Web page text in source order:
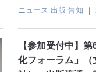
ニュース 出版 告知 ｜
【参加受付中】
化フォーラム」（